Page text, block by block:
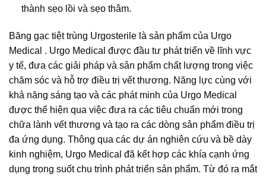
thành sẹo lồi và sẹo thâm.
Băng gạc tiệt trùng Urgosterile là sản phẩm của Urgo
Medical . Urgo Medical được đầu tư phát triển về lĩnh vực
y tế, đưa các giải pháp và sản phẩm chất lượng trong việc
chăm sóc và hỗ trợ điều trị vết thương. Năng lực cùng với
khả năng sáng tạo và các phát minh của Urgo Medical
được thể hiện qua việc đưa ra các tiêu chuẩn mới trong
chữa lành vết thương và tạo ra các dòng sản phẩm điều trị
đa ứng dụng. Thông qua các dự án nghiên cứu và bề dày
kinh nghiệm, Urgo Medical đã kết hợp các khía cạnh ứng
dụng trong suốt chu trình phát triển sản phẩm. Từ đó ra mắt